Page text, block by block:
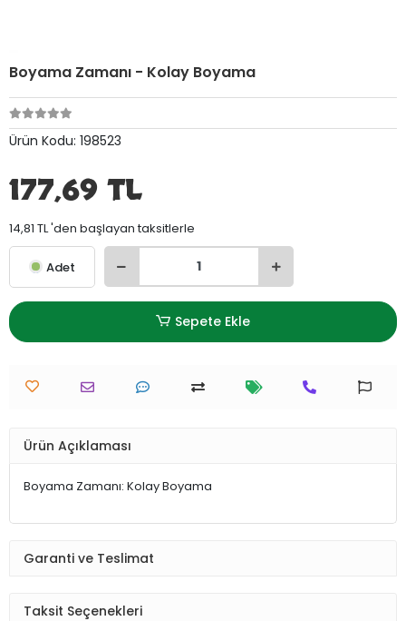
Boyama Zamanı - Kolay Boyama
Ürün Kodu: 198523
177,69 TL
14,81 TL 'den başlayan taksitlerle
Adet
Sepete Ekle
Ürün Açıklaması
Boyama Zamanı: Kolay Boyama
Garanti ve Teslimat
Taksit Seçenekleri